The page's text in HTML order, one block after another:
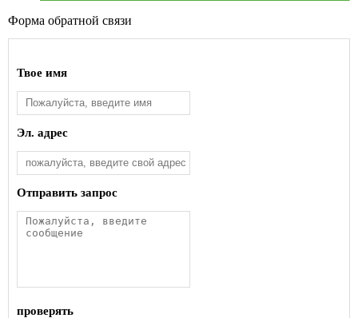
Форма обратной связи
Твое имя
Эл. адрес
Отправить запрос
проверять